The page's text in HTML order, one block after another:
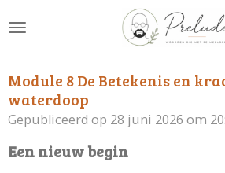
direct
de
hoofdinhoud
Module 8 De Betekenis en
waterdoop
Gepubliceerd op 28 juni 2026 om
Een nieuw begin